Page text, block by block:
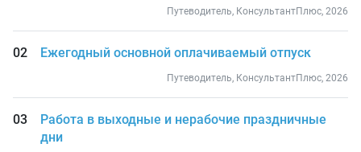
Путеводитель, КонсультантПлюс, 2026
Ежегодный основной оплачиваемый отпуск
Путеводитель, КонсультантПлюс, 2026
Работа в выходные и нерабочие праздничные
дни